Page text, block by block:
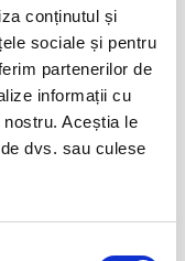
conținutul și
sociale și pentru
partenerilor de
informații cu
Aceștia le
dvs. sau culese
12
sept
oct